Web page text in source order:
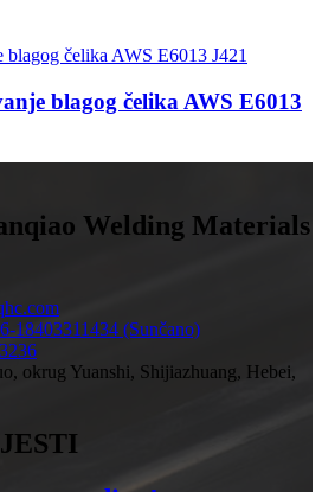
blagog čelika AWS E6013
Welding Materials
18403311434 (Sunčano)
okrug Yuanshi, Shijiazhuang, Hebei,